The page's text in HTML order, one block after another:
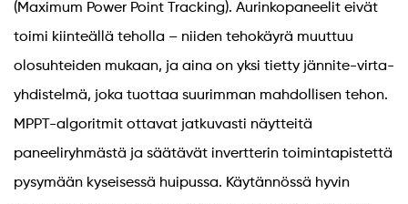
(Maximum Power Point Tracking). Aurinkopaneelit eivät
toimi kiinteällä teholla – niiden tehokäyrä muuttuu
olosuhteiden mukaan, ja aina on yksi tietty jännite-virta-
yhdistelmä, joka tuottaa suurimman mahdollisen tehon.
MPPT-algoritmit ottavat jatkuvasti näytteitä
paneeliryhmästä ja säätävät invertterin toimintapistettä
pysymään kyseisessä huipussa. Käytännössä hyvin